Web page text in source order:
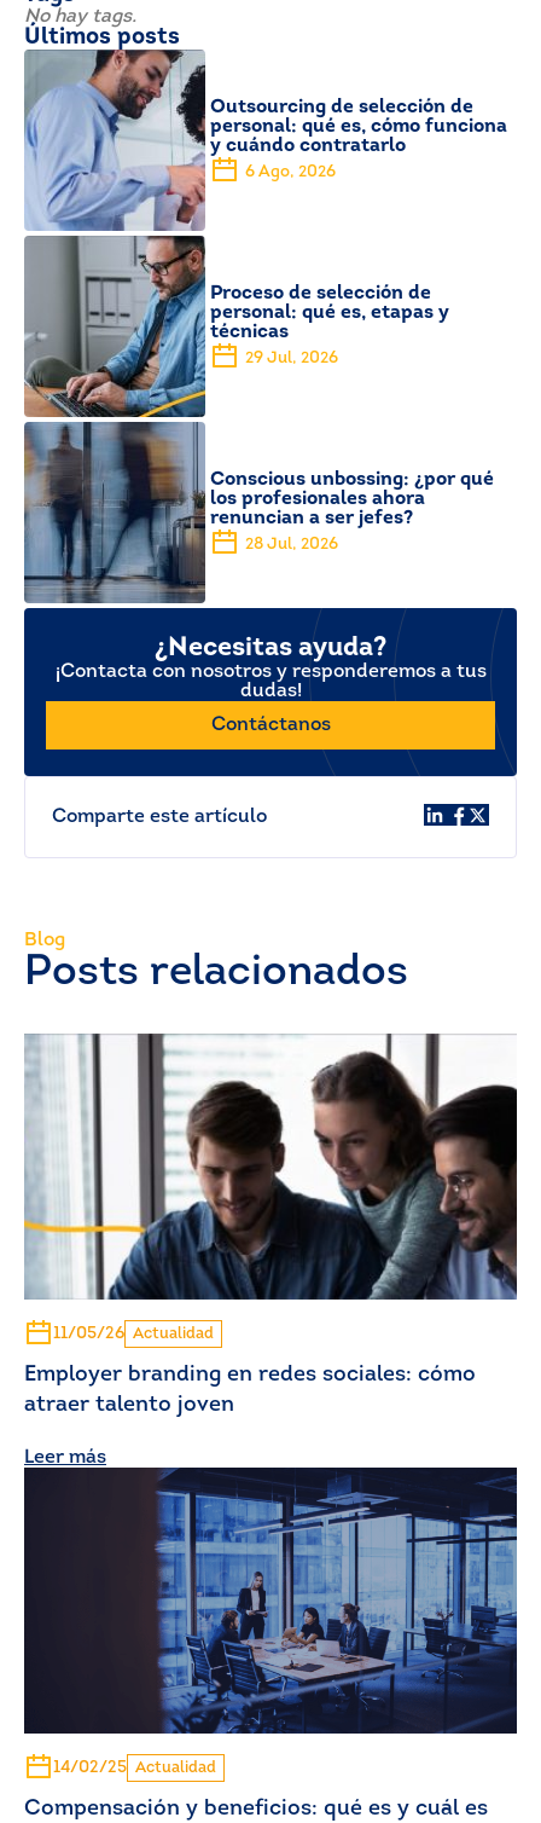
No hay tags.
Últimos posts
Outsourcing de selección de
personal: qué es, cómo funciona
y cuándo contratarlo
6 Ago, 2026
Proceso de selección de
personal: qué es, etapas y
técnicas
29 Jul, 2026
Conscious unbossing: ¿por qué
los profesionales ahora
renuncian a ser jefes?
28 Jul, 2026
¿Necesitas ayuda?
¡Contacta con nosotros y responderemos a tus
dudas!
Contáctanos
Comparte este artículo
Blog
Posts relacionados
11/05/26 Actualidad
Employer branding en redes sociales: cómo
atraer talento joven
Leer más
14/02/25 Actualidad
Compensación y beneficios: qué es y cuál es